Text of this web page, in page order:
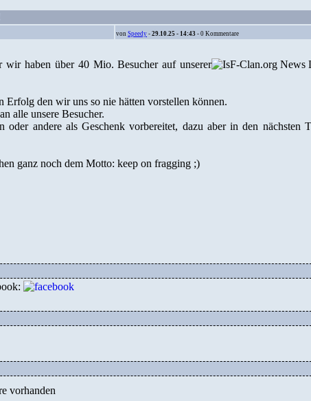
von Speedy - 29.10.25 - 14:43 - 0 Kommentare
wir haben über 40 Mio. Besucher auf unserer
Erfolg den wir uns so nie hätten vorstellen können.
alle unsere Besucher.
oder andere als Geschenk vorbereitet, dazu aber in den nächsten
ganz noch dem Motto: keep on fragging ;)
vorhanden